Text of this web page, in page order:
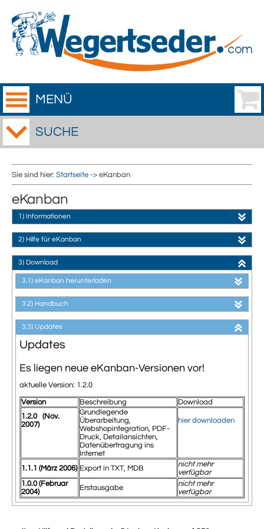
MENÜ
SUCHE
Sie sind hier: Startseite -> eKanban
eKanban
1) Informationen
2) Hilfe für eKanban
3) Download
3.1) eKanban herunterladen
3.2) Handbuch
3.3) Updates
Updates
Es liegen neue eKanban-Versionen vor!
aktuelle Version: 1.2.0
Version Beschreibung
Download
1.2.0 (Nov.
2007)
Grundlegende
Überarbeitung,
Webshopintegration, PDF-
Druck, Detailansichten,
Datenübertragung ins
Internet
hier downloaden
1.1.1 (März 2006) Export in TXT, MDB
nicht mehr
verfügbar
1.0.0 (Februar
2004)
Erstausgabe
nicht mehr
verfügbar